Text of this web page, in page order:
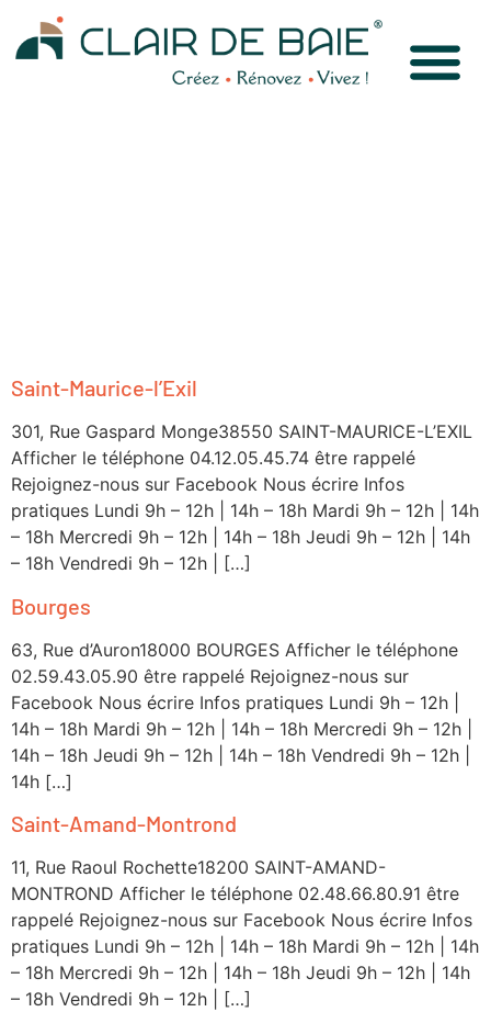
Saint-Maurice-l’Exil
301, Rue Gaspard Monge38550 SAINT-MAURICE-L’EXIL
Afficher le téléphone 04.12.05.45.74 être rappelé
Rejoignez-nous sur Facebook Nous écrire Infos
pratiques Lundi 9h – 12h | 14h – 18h Mardi 9h – 12h | 14h
– 18h Mercredi 9h – 12h | 14h – 18h Jeudi 9h – 12h | 14h
– 18h Vendredi 9h – 12h | […]
Bourges
63, Rue d’Auron18000 BOURGES Afficher le téléphone
02.59.43.05.90 être rappelé Rejoignez-nous sur
Facebook Nous écrire Infos pratiques Lundi 9h – 12h |
14h – 18h Mardi 9h – 12h | 14h – 18h Mercredi 9h – 12h |
14h – 18h Jeudi 9h – 12h | 14h – 18h Vendredi 9h – 12h |
14h […]
Saint-Amand-Montrond
11, Rue Raoul Rochette18200 SAINT-AMAND-
MONTROND Afficher le téléphone 02.48.66.80.91 être
rappelé Rejoignez-nous sur Facebook Nous écrire Infos
pratiques Lundi 9h – 12h | 14h – 18h Mardi 9h – 12h | 14h
– 18h Mercredi 9h – 12h | 14h – 18h Jeudi 9h – 12h | 14h
– 18h Vendredi 9h – 12h | […]